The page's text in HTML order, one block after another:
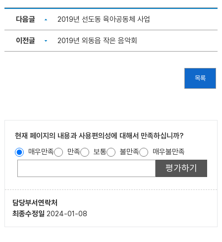
다음글 2019년 선도동 육아공동체 사업
이전글 2019년 외동읍 작은 음악회
목록
현재 페이지의 내용과 사용편의성에 대해서 만족하십니까?
매우만족
만족 보통 불만족 매우불만족
담당부서연락처
최종수정일 2024-01-08